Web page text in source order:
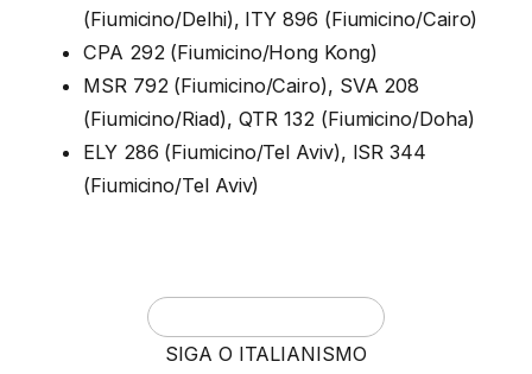
(Fiumicino/Delhi), ITY 896 (Fiumicino/Cairo)
CPA 292 (Fiumicino/Hong Kong)
MSR 792 (Fiumicino/Cairo), SVA 208
(Fiumicino/Riad), QTR 132 (Fiumicino/Doha)
ELY 286 (Fiumicino/Tel Aviv), ISR 344
(Fiumicino/Tel Aviv)
SIGA O ITALIANISMO